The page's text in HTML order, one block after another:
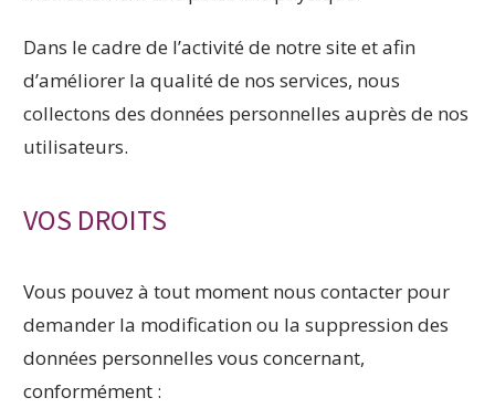
Dans le cadre de l’activité de notre site et afin
d’améliorer la qualité de nos services, nous
collectons des données personnelles auprès de nos
utilisateurs.
VOS DROITS
Vous pouvez à tout moment nous contacter pour
demander la modification ou la suppression des
données personnelles vous concernant,
conformément :